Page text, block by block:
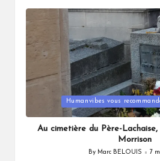
Humanvibes vous
Au cimetière du Père-
Morrison
Posted
By Marc BELOUIS 7